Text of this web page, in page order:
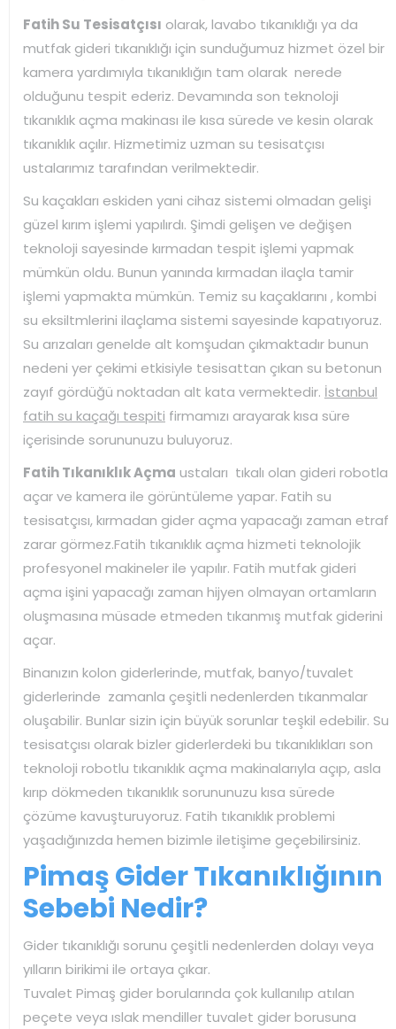
Fatih Su Tesisatçısı olarak, lavabo tıkanıklığı ya da
mutfak gideri tıkanıklığı için sunduğumuz hizmet özel bir
kamera yardımıyla tıkanıklığın tam olarak nerede
olduğunu tespit ederiz. Devamında son teknoloji
tıkanıklık açma makinası ile kısa sürede ve kesin olarak
tıkanıklık açılır. Hizmetimiz uzman su tesisatçısı
ustalarımız tarafından verilmektedir.
Su kaçakları eskiden yani cihaz sistemi olmadan gelişi
güzel kırım işlemi yapılırdı. Şimdi gelişen ve değişen
teknoloji sayesinde kırmadan tespit işlemi yapmak
mümkün oldu. Bunun yanında kırmadan ilaçla tamir
işlemi yapmakta mümkün. Temiz su kaçaklarını , kombi
su eksiltmlerini ilaçlama sistemi sayesinde kapatıyoruz.
Su arızaları genelde alt komşudan çıkmaktadır bunun
nedeni yer çekimi etkisiyle tesisattan çıkan su betonun
zayıf gördüğü noktadan alt kata vermektedir. İstanbul
fatih su kaçağı tespiti firmamızı arayarak kısa süre
içerisinde sorununuzu buluyoruz.
Fatih Tıkanıklık Açma ustaları tıkalı olan gideri robotla
açar ve kamera ile görüntüleme yapar. Fatih su
tesisatçısı, kırmadan gider açma yapacağı zaman etraf
zarar görmez.Fatih tıkanıklık açma hizmeti teknolojik
profesyonel makineler ile yapılır. Fatih mutfak gideri
açma işini yapacağı zaman hijyen olmayan ortamların
oluşmasına müsade etmeden tıkanmış mutfak giderini
açar.
Binanızın kolon giderlerinde, mutfak, banyo/tuvalet
giderlerinde zamanla çeşitli nedenlerden tıkanmalar
oluşabilir. Bunlar sizin için büyük sorunlar teşkil edebilir. Su
tesisatçısı olarak bizler giderlerdeki bu tıkanıklıkları son
teknoloji robotlu tıkanıklık açma makinalarıyla açıp, asla
kırıp dökmeden tıkanıklık sorununuzu kısa sürede
çözüme kavuşturuyoruz. Fatih tıkanıklık problemi
yaşadığınızda hemen bizimle iletişime geçebilirsiniz.
Pimaş Gider Tıkanıklığının
Sebebi Nedir?
Gider tıkanıklığı sorunu çeşitli nedenlerden dolayı veya
yılların birikimi ile ortaya çıkar.
Tuvalet Pimaş gider borularında çok kullanılıp atılan
peçete veya ıslak mendiller tuvalet gider borusuna